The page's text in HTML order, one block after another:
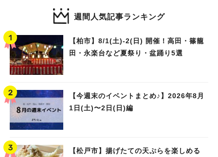
週間人気記事ランキング
【柏市】8/1(土)‐2(日) 開催！高田・篠籠
田・永楽台など夏祭り・盆踊り5選
【今週末のイベントまとめ♪】2026年8月
1日(土)〜2日(日)編
【松戸市】揚げたての天ぷらを楽しめる